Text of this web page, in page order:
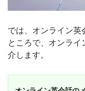
では、オンライン英
ところで、オンラ
介します。